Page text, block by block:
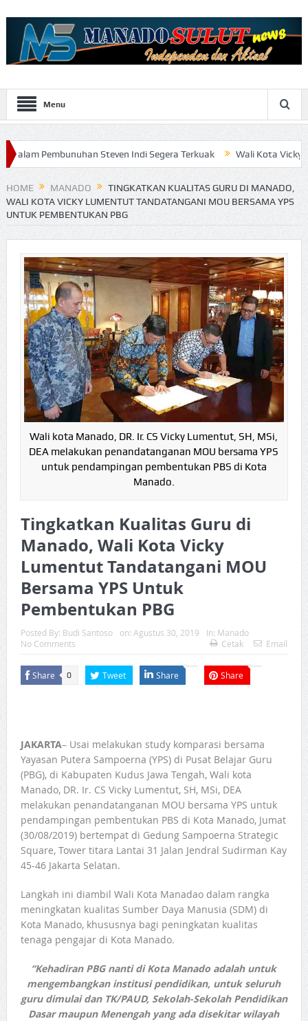
Menu
Steven Indi Segera Terkuak Wali Kota Vicky Lumentut
HOME MANADO
TINGKATKAN KUALITAS GURU DI MANADO,
WALI KOTA VICKY LUMENTUT TANDATANGANI MOU BERSAMA YPS
UNTUK PEMBENTUKAN PBG
Wali kota Manado, DR. Ir. CS Vicky Lumentut, SH, MSi,
DEA melakukan penandatanganan MOU bersama YPS
untuk pendampingan pembentukan PBS di Kota
Manado.
Tingkatkan Kualitas Guru di
Manado, Wali Kota Vicky
Lumentut Tandatangani MOU
Bersama YPS Untuk
Pembentukan PBG
Posted By: Budi Santoso on: Agustus 30, 2019 In: Manado
No Comments
Cetak Email
Share 0 Tweet Share Share
JAKARTA– Usai melakukan study komparasi bersama
Yayasan Putera Sampoerna (YPS) di Pusat Belajar Guru
(PBG), di Kabupaten Kudus Jawa Tengah, Wali kota
Manado, DR. Ir. CS Vicky Lumentut, SH, MSi, DEA
melakukan penandatanganan MOU bersama YPS untuk
pendampingan pembentukan PBS di Kota Manado, Jumat
(30/08/2019) bertempat di Gedung Sampoerna Strategic
Square, Tower titara Lantai 31 Jalan Jendral Sudirman Kay
45-46 Jakarta Selatan.
Langkah ini diambil Wali Kota Manadao dalam rangka
meningkatan kualitas Sumber Daya Manusia (SDM) di
Kota Manado, khususnya bagi peningkatan kualitas
tenaga pengajar di Kota Manado.
“Kehadiran PBG nanti di Kota Manado adalah untuk
mengembangkan institusi pendidikan, untuk seluruh
guru dimulai dan TK/PAUD, Sekolah-Sekolah Pendidikan
Dasar maupun Menengah yang ada disekitar wilayah